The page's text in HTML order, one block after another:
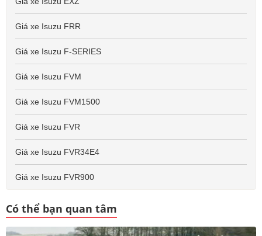
Giá xe Isuzu FRR
Giá xe Isuzu F-SERIES
Giá xe Isuzu FVM
Giá xe Isuzu FVM1500
Giá xe Isuzu FVR
Giá xe Isuzu FVR34E4
Giá xe Isuzu FVR900
Có thể bạn quan tâm